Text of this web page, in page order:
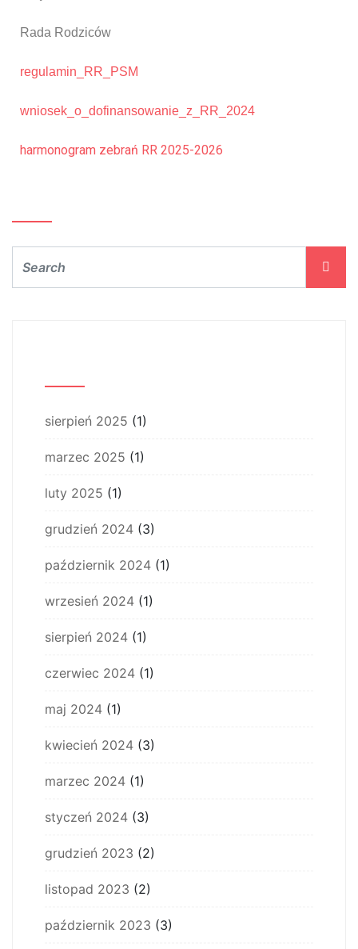
Rada Rodziców
regulamin_RR_PSM
wniosek_o_dofinansowanie_z_RR_2024
harmonogram zebrań RR 2025-2026
sierpień 2025 (1)
marzec 2025 (1)
luty 2025 (1)
grudzień 2024 (3)
październik 2024 (1)
wrzesień 2024 (1)
sierpień 2024 (1)
czerwiec 2024 (1)
maj 2024 (1)
kwiecień 2024 (3)
marzec 2024 (1)
styczeń 2024 (3)
grudzień 2023 (2)
listopad 2023 (2)
październik 2023 (3)